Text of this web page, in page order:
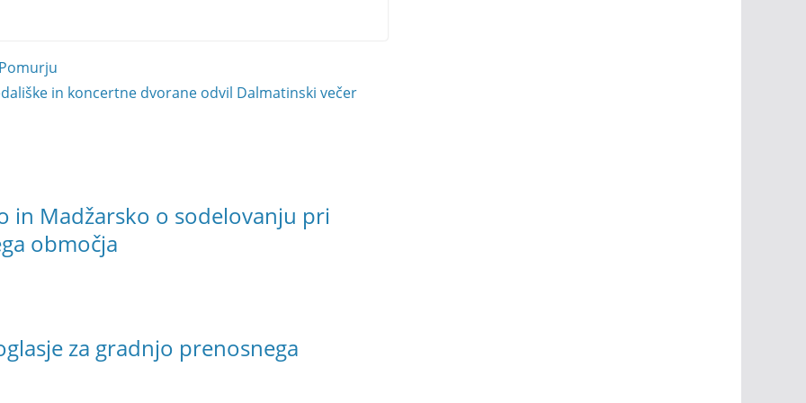
in koncertne dvorane odvil Dalmatinski večer
in Madžarsko o sodelovanju pri
območja
za gradnjo prenosnega